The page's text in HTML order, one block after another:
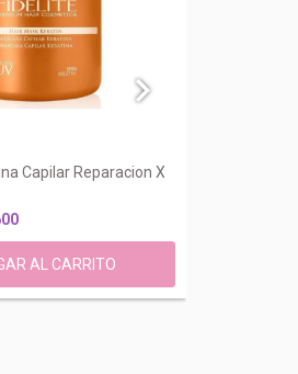
Capilar Reparacion X